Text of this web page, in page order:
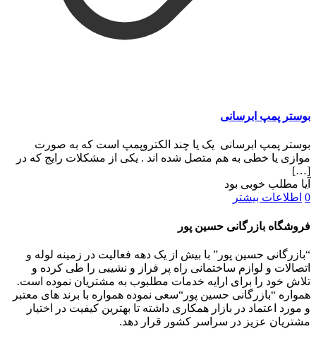
بوستر پمپ ابرسانی
بوستر پمپ ابرسانی یک یا چند الکتروپمپ است که به صورت
موازی یا خطی به هم متصل شده اند . یکی از مشکلات رایج که در
[…]
آیا مطلب خوبی بود
0 اطلاعات بیشتر
فروشگاه بازرگانی حسین پور
“بازرگانی حسین پور” با بیش از یک دهه فعالیت در زمینه لوله و
اتصالات و لوازم ساختمانی راه پر فراز و نشیبی را طی کرده و
تلاش خود را برای ارایه خدمات مطلبوب به مشتریان نموده است.
همواره “بازرگانی حسین پور“سعی نموده همواره با برند های معتبر
و مورد اعتماد در بازار همکاری داشته تا بهترین کیفیت در اختیار
مشتریان عزیز در سراسر کشور قرار دهد.